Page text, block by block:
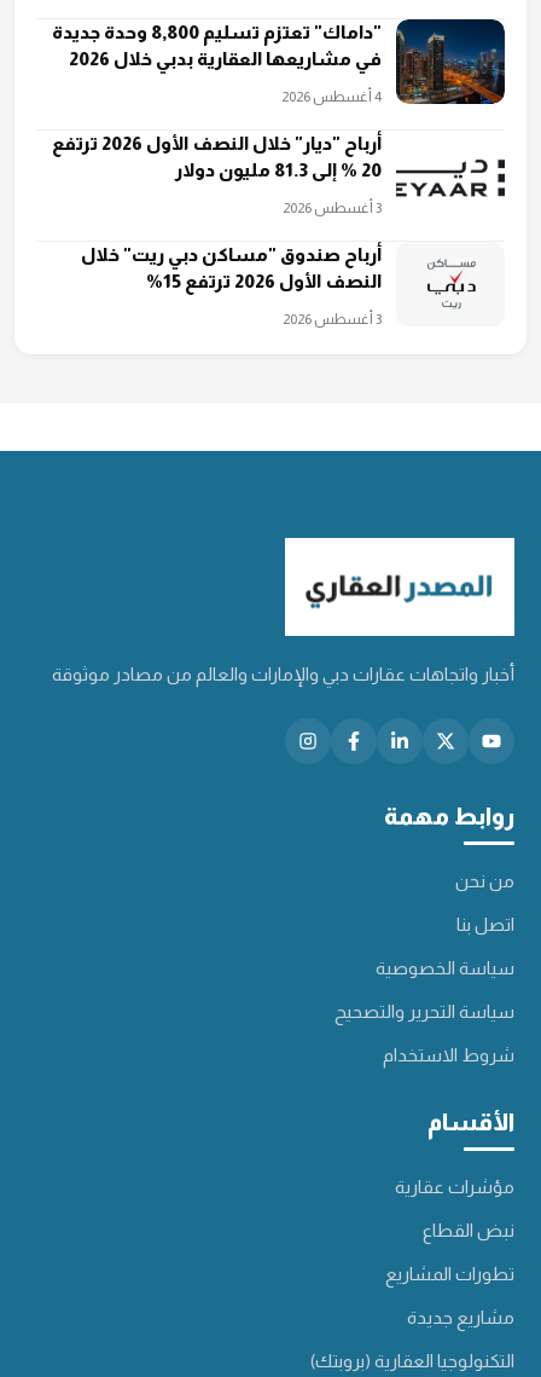
"داماك" تعتزم تسليم 8,800 وحدة جديدة
في مشاريعها العقارية بدبي خلال 2026
4 أغسطس 2026
أرباح "ديار" خلال النصف الأول 2026 ترتفع
20 % إلى 81.3 مليون دولار
3 أغسطس 2026
أرباح صندوق "مساكن دبي ريت" خلال
النصف الأول 2026 ترتفع 15%
3 أغسطس 2026
أخبار واتجاهات عقارات دبي والإمارات والعالم من مصادر موثوقة
روابط مهمة
من نحن
اتصل بنا
سياسة الخصوصية
سياسة التحرير والتصحيح
شروط الاستخدام
الأقسام
مؤشرات عقارية
نبض القطاع
تطورات المشاريع
مشاريع جديدة
التكنولوجيا العقارية (بروبتك)